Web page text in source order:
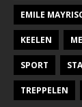
EMILE
KEELEN
SPORT
TREPPELEN